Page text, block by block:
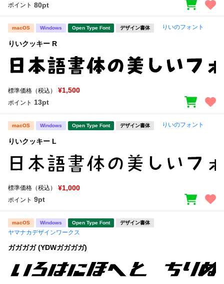
ポイント 80pt
macOS Windows Open Type Font デザイン書体 りいのフォント
りいクッキー R
標準価格（税込） ¥1,500
ポイント 13pt
macOS Windows Open Type Font デザイン書体 りいのフォント
りいクッキー L
標準価格（税込） ¥1,000
ポイント 9pt
macOS Windows Open Type Font デザイン書体
ヤマナカデザインワークス
ガガガガ (YDWガガガガ)